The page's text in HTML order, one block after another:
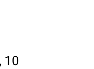
10